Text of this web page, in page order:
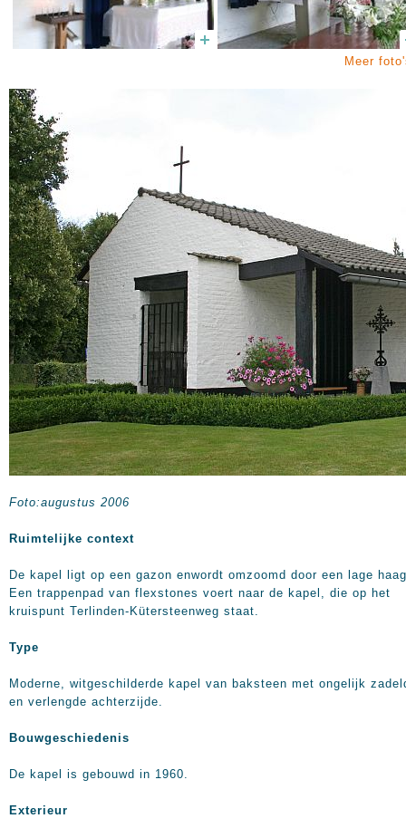
Meer
Foto:augustus 2006
Ruimtelijke context
De kapel ligt op een gazon enwordt omzoomd door een lage
Een trappenpad van flexstones voert naar de kapel, die op het
kruispunt Terlinden-Kütersteenweg staat.
Type
Moderne, witgeschilderde kapel van baksteen met ongelijk
en verlengde achterzijde.
Bouwgeschiedenis
De kapel is gebouwd in 1960.
Exterieur